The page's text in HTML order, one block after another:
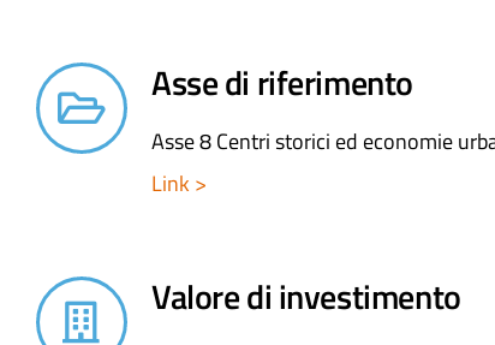
Asse di riferimento
Asse 8 Centri storici ed economie
Link >
Valore di investimento